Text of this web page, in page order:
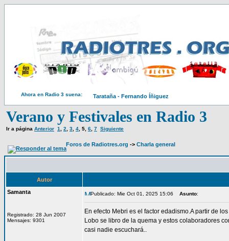
Ahora en Radio 3 suena: Tarataña - Fernando Íñiguez
Verano y Festivales en Radio 3
Ir a página Anterior 1 2 3 4 5 6 7 Siguiente
Foros de Radiotres.org -> Charla general
Autor
Samanta
Registrado: 28 Jun 2007
Mensajes: 9301
Publicado: Mie Oct 01, 2025 15:06 Asunto:
En efecto Mebri es el factor edadismo.A partir de
Lobo se libro de la quema y estos colaboradores
casi nadie escuchará..